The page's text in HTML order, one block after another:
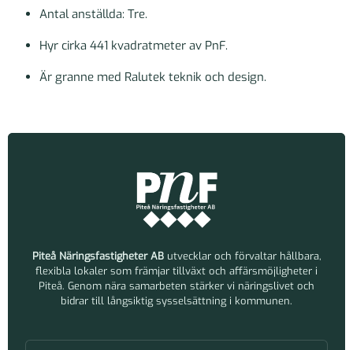
Antal anställda: Tre.
Hyr cirka 441 kvadratmeter av PnF.
Är granne med Ralutek teknik och design.
Piteå Näringsfastigheter AButvecklar och förvaltar hållbara,
flexibla lokaler som främjar tillväxt och affärsmöjligheter i
Piteå. Genom nära samarbeten stärker vi näringslivet och
bidrar till långsiktig sysselsättning i kommunen.